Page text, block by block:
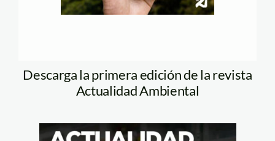
Descarga la primera edición de la revista
Actualidad Ambiental